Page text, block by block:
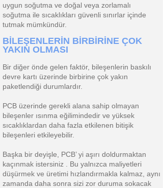
uygun soğutma ve doğal veya zorlamalı
soğutma ile sıcaklıkları güvenli sınırlar içinde
tutmak mümkündür.
BİLEŞENLERİN BİRBİRİNE ÇOK
YAKIN OLMASI
Bir diğer önde gelen faktör, bileşenlerin baskılı
devre kartı üzerinde birbirine çok yakın
paketlendiği durumlardır.
PCB üzerinde gerekli alana sahip olmayan
bileşenler ısınma eğilimindedir ve yüksek
sıcaklıklardan daha fazla etkilenen bitişik
bileşenleri etkileyebilir.
Başka bir deyişle, PCB’ yi aşırı doldurmaktan
kaçınmak istersiniz . Bu yalnızca maliyetleri
düşürmek ve üretimi hızlandırmakla kalmaz, aynı
zamanda daha sonra sizi zor duruma sokacak